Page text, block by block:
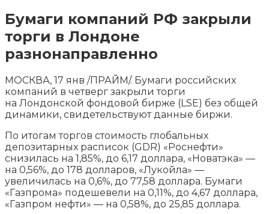
Бумаги компаний РФ закрыли
торги в Лондоне
разнонаправленно
МОСКВА, 17 янв /ПРАЙМ/. Бумаги российских
компаний в четверг закрыли торги
на Лондонской фондовой бирже (LSE) без общей
динамики, свидетельствуют данные биржи.
По итогам торгов стоимость глобальных
депозитарных расписок (GDR) «Роснефти»
снизилась на 1,85%, до 6,17 доллара, «Новатэка» —
на 0,56%, до 178 долларов, «Лукойла» —
увеличилась на 0,6%, до 77,58 доллара. Бумаги
«Газпрома» подешевели на 0,11%, до 4,67 доллара,
«Газпром нефти» — на 0,58%, до 25,85 доллара.